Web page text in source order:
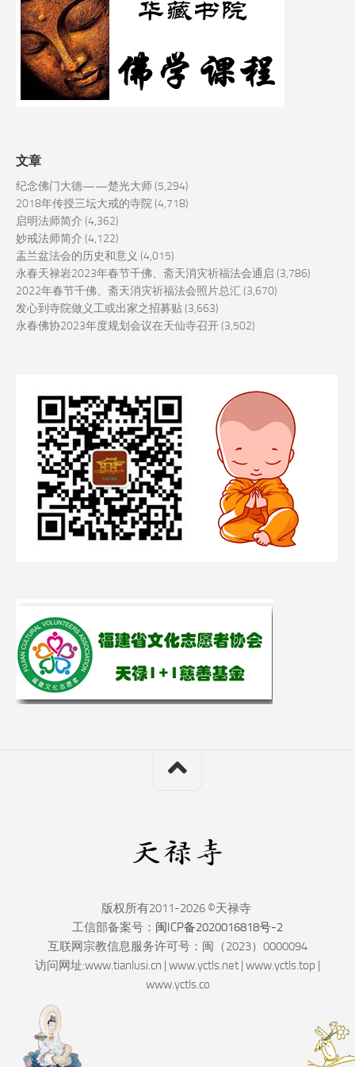
文章
纪念佛门大德——楚光大师(5,294)
2018年传授三坛大戒的寺院(4,718)
启明法师简介 (4,362)
妙戒法师简介 (4,122)
盂兰盆法会的历史和意义 (4,015)
永春天禄岩2023年春节千佛、斋天消灾祈福法会通启 (3,786)
2022年春节千佛、斋天消灾祈福法会照片总汇(3,670)
发心到寺院做义工或出家之招募贴(3,663)
永春佛协2023年度规划会议在天仙寺召开(3,502)
版权所有2011-2026 ©天禄寺
工信部备案号： 闽ICP备2020016818号-2
互联网宗教信息服务许可号：闽（2023）0000094
访问网址:www.tianlusi.cn | www.yctls.net | www.yctls.top |
www.yctls.co